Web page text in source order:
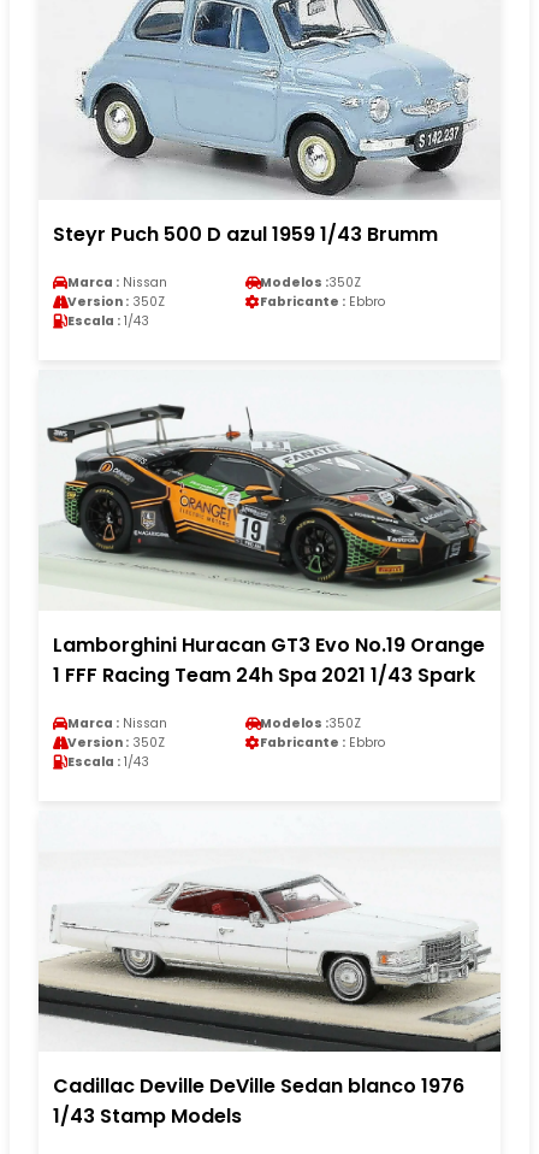
Steyr Puch 500 D azul 1959 1/43 Brumm
Marca : Nissan Modelos :350Z
Version : 350Z Fabricante : Ebbro
Escala : 1/43
Lamborghini Huracan GT3 Evo No.19 Orange
1 FFF Racing Team 24h Spa 2021 1/43 Spark
Marca : Nissan Modelos :350Z
Version : 350Z Fabricante : Ebbro
Escala : 1/43
Cadillac Deville DeVille Sedan blanco 1976
1/43 Stamp Models